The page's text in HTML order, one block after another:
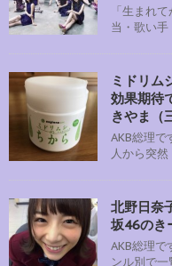
「生まれ
当・歌い
ミドリム
効果期待
きやま（
AKB総理で
人から突
北野日奈
坂46のき
AKB総理で
ンル別で